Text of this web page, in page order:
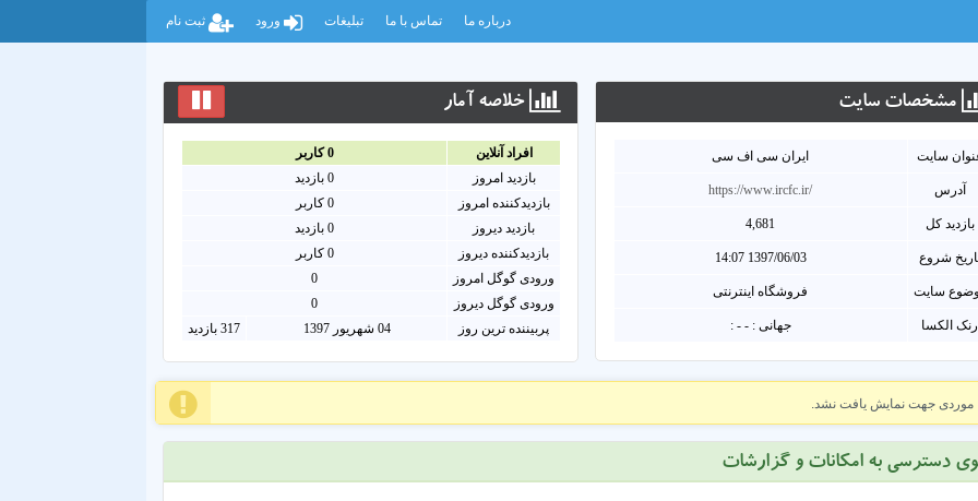
درباره ما تماس با ما تبلیغات ورود ثبت نام
مشخصات سايت
سايت ایران سی اف سی
آدرس https://www.ircfc.ir/
بازدید کل 4,681
شروع 1397/06/03 14:07
سایت فروشگاه اینترنتی
رنک الکسا جهانی : - - :
خلاصه آمار
افراد آنلاين 0کاربر
بازدید امروز
0بازدید
بازدیدکننده امروز
0 کاربر
بازدید دیروز
0 بازدید
بازدیدکننده دیروز
0 کاربر
ورودی گوگل امروز
0
ورودی گوگل دیروز
0
پربیننده ترین روز
04 شهریور 1397 317 بازدید
موردی جهت نمایش یافت نشد.
دسترسی به امکانات و گزارشات